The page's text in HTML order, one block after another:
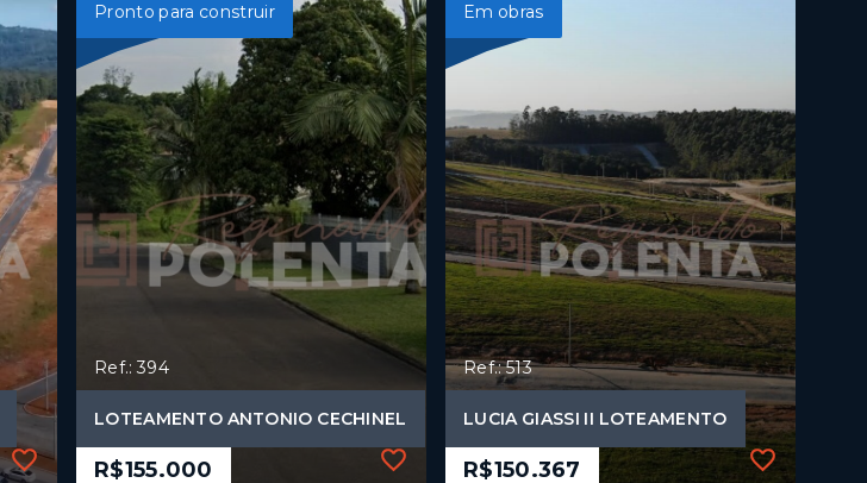
Pronto para construir
Ref.: 394
LOTEAMENTO ANTONIO CECHINEL
R$155.000
Em obras
Ref.: 513
LUCIA GIASSI II LOTEAMENTO
R$150.367